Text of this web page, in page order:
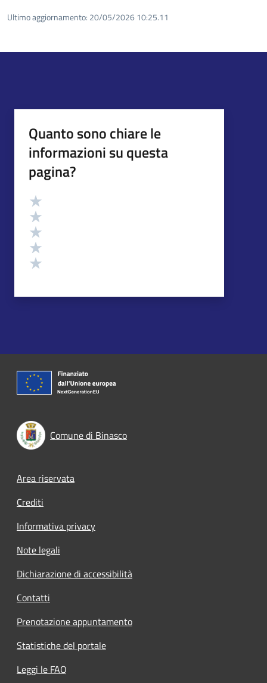
Ultimo aggiornamento: 20/05/2026 10:25.11
Quanto sono chiare le
informazioni su questa
pagina?
Valutazione
Comune di Binasco
Footer menu
Area riservata
Crediti
Informativa privacy
Note legali
Dichiarazione di accessibilità
Contatti
Prenotazione appuntamento
Statistiche del portale
Leggi le FAQ